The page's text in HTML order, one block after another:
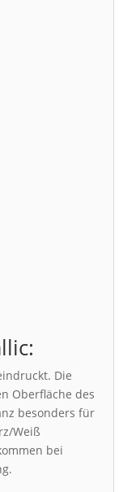
Die
Oberfläche des
besonders für
Weiß
bei